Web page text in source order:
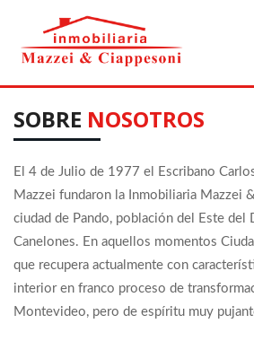
SOBRE NOSOTROS
El 4 de Julio de 1977 el Escribano
Mazzei fundaron la Inmobiliaria Mazzei
ciudad de Pando, población del Este del
Canelones. En aquellos momentos
que recupera actualmente con
interior en franco proceso de
Montevideo, pero de espíritu muy